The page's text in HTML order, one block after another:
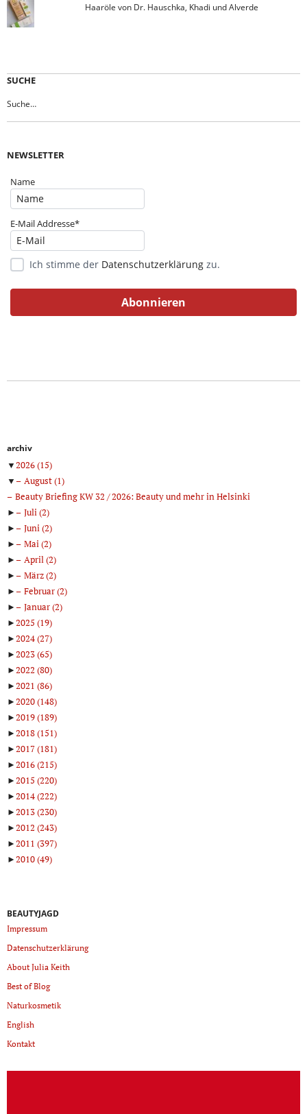
Haaröle von Dr. Hauschka, Khadi und Alverde
SUCHE
NEWSLETTER
Name
E-Mail Addresse*
Ich stimme der Datenschutzerklärung zu.
archiv
▼2026(15)
▼
August(1)
Beauty Briefing KW 32 / 2026: Beauty und mehr in Helsinki
►
Juli(2)
►
Juni(2)
►
Mai(2)
►
April(2)
►
März(2)
►
Februar(2)
►
Januar(2)
►2025 (19)
►2024(27)
►2023(65)
►2022 (80)
►2021 (86)
►2020(148)
►2019(189)
►2018(151)
►2017(181)
►2016(215)
►2015 (220)
►2014(222)
►2013(230)
►2012 (243)
►2011 (397)
►2010(49)
BEAUTYJAGD
Impressum
Datenschutzerklärung
About Julia Keith
Best of Blog
Naturkosmetik
English
Kontakt